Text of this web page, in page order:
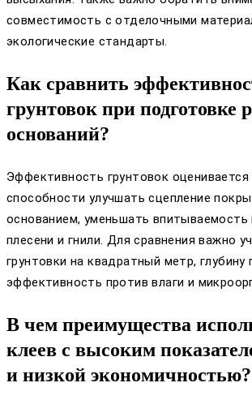
совместимость с отделочными
экологические стандарты.
Как сравнить
грунтовок при подготовке
оснований?
Эффективность грунтовок оценивается
способности улучшать сцепление
основанием, уменьшать
плесени и гнили. Для сравнения важно
грунтовки на квадратный метр, глубину
эффективность против влаги и
В чем преимущества
клеев с высоким
и низкой экономичностью?